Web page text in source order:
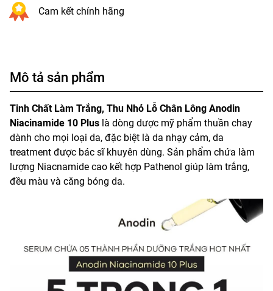
Cam kết chính hãng
Mô tả sản phẩm
Tinh Chất Làm Trắng, Thu Nhỏ Lỗ Chân Lông Anodin
Niacinamide 10 Plus là dòng dược mỹ phẩm thuần chay
dành cho mọi loại da, đặc biệt là da nhạy cảm, da
treatment được bác sĩ khuyên dùng. Sản phẩm chứa làm
lượng Niacnamide cao kết hợp Pathenol giúp làm trắng,
đều màu và căng bóng da.